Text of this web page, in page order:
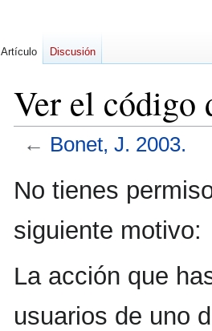
Ver el código
← Bonet, J. 2003.
a
navegación
a
búsqueda
No tienes
siguiente motivo:
La acción que
usuarios de uno
Artículo Discusión